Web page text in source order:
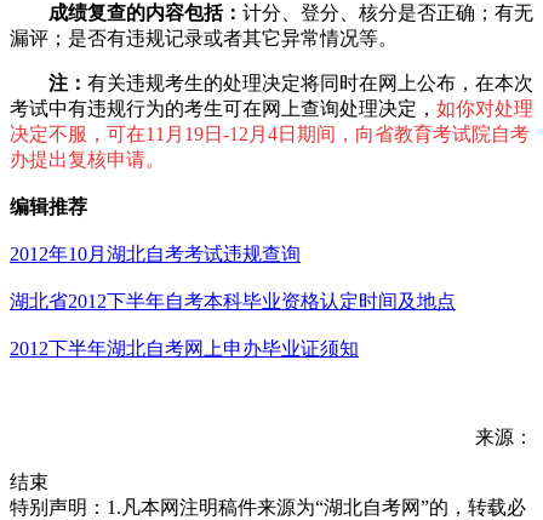
成绩复查的内容包括： 计分、登分、核分是否正确；有无
漏评；是否有违规记录或者其它异常情况等。
注： 有关违规考生的处理决定将同时在网上公布，在本次
考试中有违规行为的考生可在网上查询处理决定， 如你对处理
决定不服，可在11月19日-12月4日期间，向省教育考试院自考
办提出复核申请。
编辑推荐
2012年10月湖北自考考试违规查询
湖北省2012下半年自考本科毕业资格认定时间及地点
2012下半年湖北自考网上申办毕业证须知
来源：
结束
特别声明：1.凡本网注明稿件来源为“湖北自考网”的，转载必